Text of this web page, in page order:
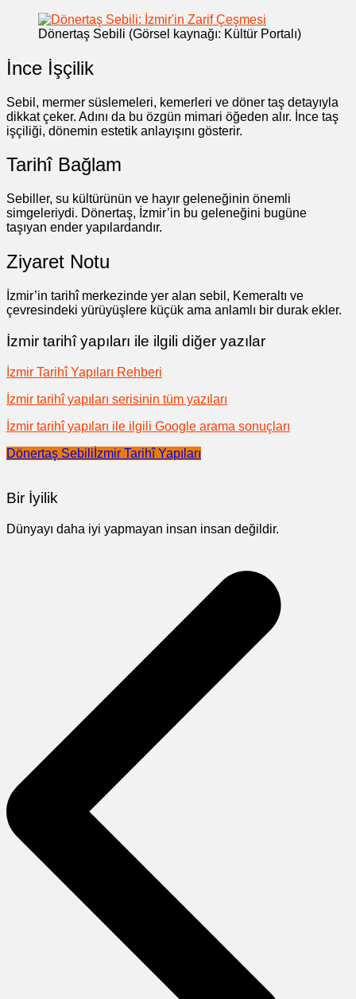
Dönertaş Sebili (Görsel kaynağı: Kültür Portalı)
İnce İşçilik
Sebil, mermer süslemeleri, kemerleri ve döner taş detayıyla
dikkat çeker. Adını da bu özgün mimari öğeden alır. İnce taş
işçiliği, dönemin estetik anlayışını gösterir.
Tarihî Bağlam
Sebiller, su kültürünün ve hayır geleneğinin önemli
simgeleriydi. Dönertaş, İzmir’in bu geleneğini bugüne
taşıyan ender yapılardandır.
Ziyaret Notu
İzmir’in tarihî merkezinde yer alan sebil, Kemeraltı ve
çevresindeki yürüyüşlere küçük ama anlamlı bir durak ekler.
İzmir tarihî yapıları ile ilgili diğer yazılar
İzmir Tarihî Yapıları Rehberi
İzmir tarihî yapıları serisinin tüm yazıları
İzmir tarihî yapıları ile ilgili Google arama sonuçları
Dönertaş Sebili İzmir Tarihî Yapıları
Bir İyilik
Dünyayı daha iyi yapmayan insan insan değildir.